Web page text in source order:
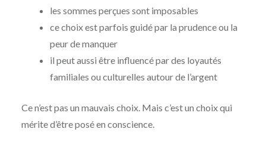
les sommes perçues sont imposables
ce choix est parfois guidé par la prudence ou la
peur de manquer
il peut aussi être influencé par des loyautés
familiales ou culturelles autour de l’argent
Ce n’est pas un mauvais choix. Mais c’est un choix qui
mérite d’être posé en conscience.